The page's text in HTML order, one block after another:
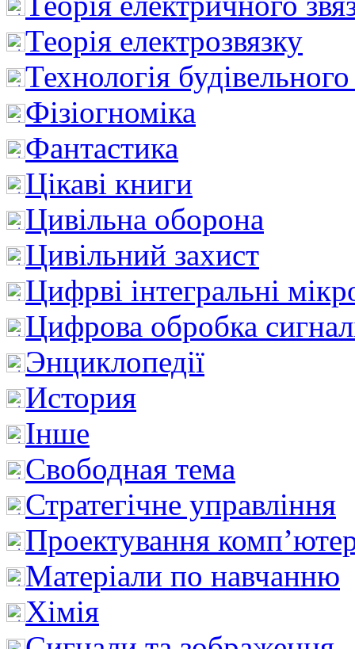
Теорія електрозвязку
Технологія
Фізіогноміка
Фантастика
Цікаві книги
Цивільна оборона
Цивільний захист
Цифрві інтегральні
Цифрова обробка
Энциклопедії
История
Інше
Свободная тема
Стратегічне управління
Проектування
Матеріали по навчанню
Хімія